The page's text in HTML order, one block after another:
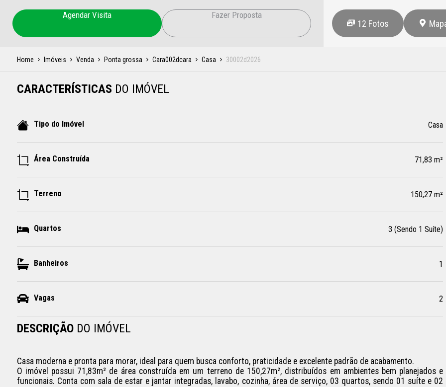
Agendar Visita Fazer Proposta
12 Fotos
Home Imóveis Venda Ponta grossa Cara002dcara Casa 30002d2026
CARACTERÍSTICAS DO IMÓVEL
Tipo do Imóvel Casa
Área Construída 71,83 m²
Terreno 150,27 m²
Quartos 3 (Sendo 1 Suíte)
Banheiros 1
Vagas 2
DESCRIÇÃO DO IMÓVEL
Casa moderna e pronta para morar, ideal para quem busca conforto, praticidade e excelente padrão de acabamento.
O imóvel possui 71,83m² de área construída em um terreno de 150,27m², distribuídos em ambientes bem planejados e
funcionais. Conta com sala de estar e jantar integradas, lavabo, cozinha, área de serviço, 03 quartos, sendo 01 suíte e 02